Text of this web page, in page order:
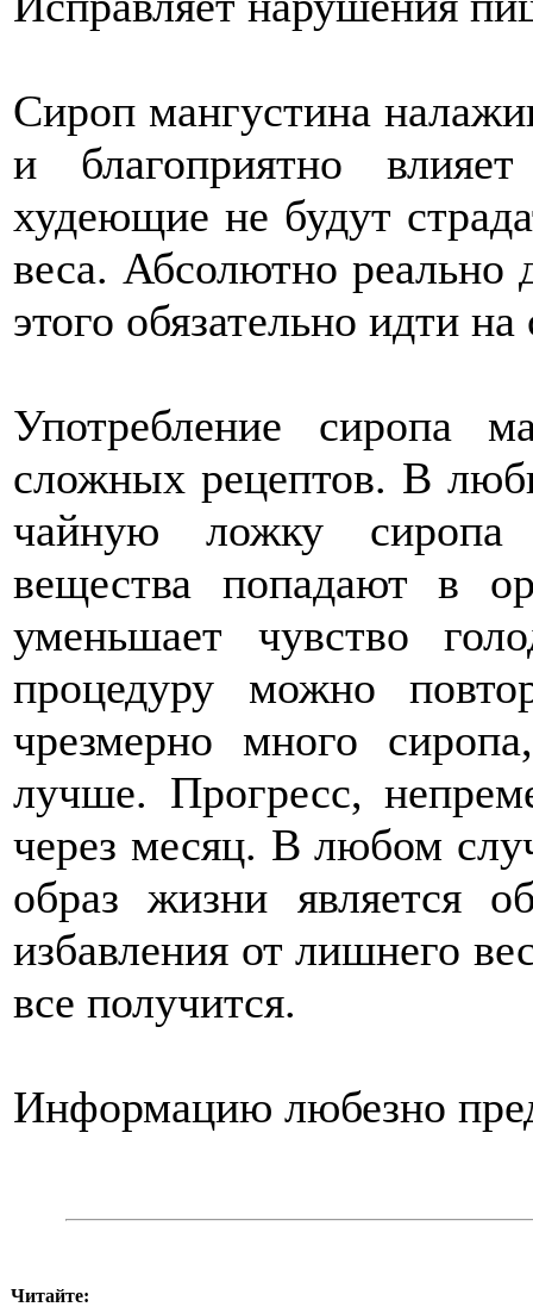
Сироп мангустина
и благоприятно
худеющие не будут
веса. Абсолютно
этого обязательно идти
Употребление сиропа
сложных рецептов. В
чайную ложку
вещества попадают в
уменьшает чувство
процедуру можно
чрезмерно много
лучше. Прогресс,
через месяц. В любом
образ жизни является
избавления от лишнего
все получится.
Информацию любезно
Читайте: